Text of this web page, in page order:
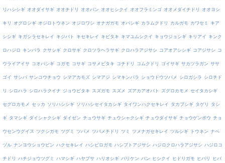
リハシシギ オオダイサギ オオチドリ オオバン オオヒシクイ オオフラミンゴ オオメダイチドリ オオヨシ
キリ オグロシギ オジロトウネン オジロワシ オナガガモ オバシギ カラムクドリ カルガモ カワセミ キア
シシギ キガシラセキレイ キジバト キセキレイ キビタキ キマユムシクイ キョウジョシギ キリアイ キンク
ロハジロ キンパラ クサシギ クロサギ クロツラヘラサギ クロハラアジサシ コアオアシシギ コアジサシ コ
ウライアイサ コオバシギ コガモ コサギ コサメビタキ コチドリ コムクドリ ゴイサギ サカツラガン ササ
ゴイ サシバ サンコウチョウ シマアカモズ シマアジ シマキンパラ ショウドウツバメ シロガシラ シロチド
リ シロハラ シロハラクイナ ジョウビタキ スズガモ スズメ ズアカアオバト ズグロカモメ セイタカシギ
セグロカモメ セッカ ソリハシシギ ソリハシセイタカシギ タイワンハクセキレイ タカブシギ タゲリ タシ
ギ タマシギ ダイシャクシギ ダイゼン チュウサギ チュウシャクシギ チュウダイサギ チョウゲンボウ チョ
ウセンウグイス ツクシガモ ツグミ ツバメ ツバメチドリ ツミ ツメナガセキレイ ツルシギ トウネン ナベ
ヅル ナンヨウショウビン ハクセキレイ ハシビロガモ ハシブトアジサシ ハジロクロハラアジサシ ハジロコ
チドリ ハチジョウツグミ ハマシギ ハヤブサ ハリオシギ バリケン バン ヒシクイ ヒドリガモ ヒバリ ヒバ